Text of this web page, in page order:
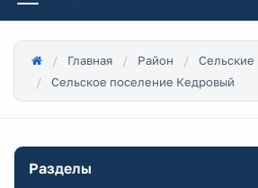
Главная Район
Сельские
Сельское поселение Кедровый
Разделы